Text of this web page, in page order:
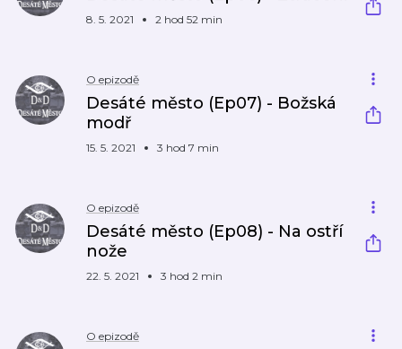
8. 5. 2021 2 hod 52 min
O epizodě
Desáté město (Ep07) - Božská
modř
15. 5. 2021 3 hod 7 min
O epizodě
Desáté město (Ep08) - Na ostří
nože
22. 5. 2021 3 hod 2 min
O epizodě